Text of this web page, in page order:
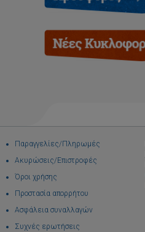
Παραγγελίες/Πληρωμές
Ακυρώσεις/Επιστροφές
Όροι χρήσης
Προστασία απορρήτου
Ασφάλεια συναλλαγών
Συχνές ερωτήσεις